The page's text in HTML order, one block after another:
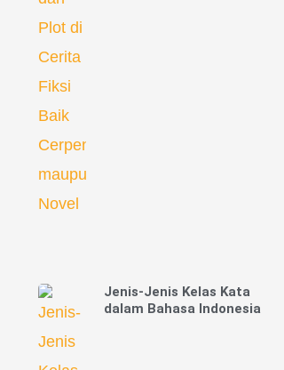
Jenis-Jenis Kelas Kata
dalam Bahasa Indonesia